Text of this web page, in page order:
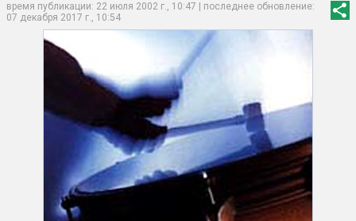
время публикации: 22 июля 2002 г., 10:47 | последнее обновление:
07 декабря 2017 г., 10:54